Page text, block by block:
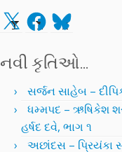
X Facebook
Bluesky
નવી કૃતિઓ…
સર્જન સાહેબ –
ધમ્મપદ – ઋષિકેશ
હર્ષદ દવે, ભાગ ૧
અછાંદસ – પ્રિયંકા